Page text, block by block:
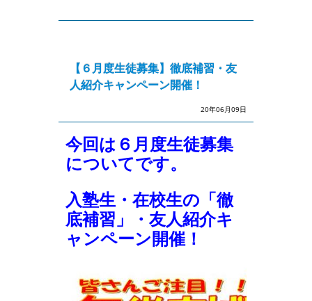
【６月度生徒募集】徹底補習・友
人紹介キャンペーン開催！
20年06月09日
今回は６月度生徒募集
についてです。
入塾生・在校生の「徹
底補習」・友人紹介キ
ャンペーン開催！